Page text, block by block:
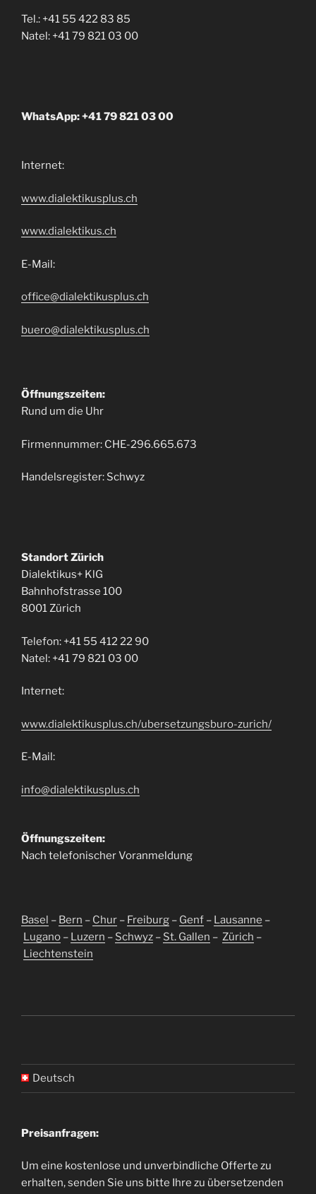
Tel.: +41 55 422 83 85
Natel: +41 79 821 03 00
WhatsApp: +41 79 821 03 00
Internet:
www.dialektikusplus.ch
www.dialektikus.ch
E-Mail:
office@dialektikusplus.ch
buero@dialektikusplus.ch
Öffnungszeiten:
Rund um die Uhr
Firmennummer: CHE-296.665.673
Handelsregister: Schwyz
Standort Zürich
Dialektikus+ KlG
Bahnhofstrasse 100
8001 Zürich
Telefon: +41 55 412 22 90
Natel: +41 79 821 03 00
Internet:
www.dialektikusplus.ch/ubersetzungsburo-zurich/
E-Mail:
info@dialektikusplus.ch
Öffnungszeiten:
Nach telefonischer Voranmeldung
Basel – Bern – Chur – Freiburg – Genf – Lausanne –
Lugano – Luzern – Schwyz – St. Gallen – Zürich –
Liechtenstein
Deutsch
Preisanfragen:
Um eine kostenlose und unverbindliche Offerte zu
erhalten, senden Sie uns bitte Ihre zu übersetzenden